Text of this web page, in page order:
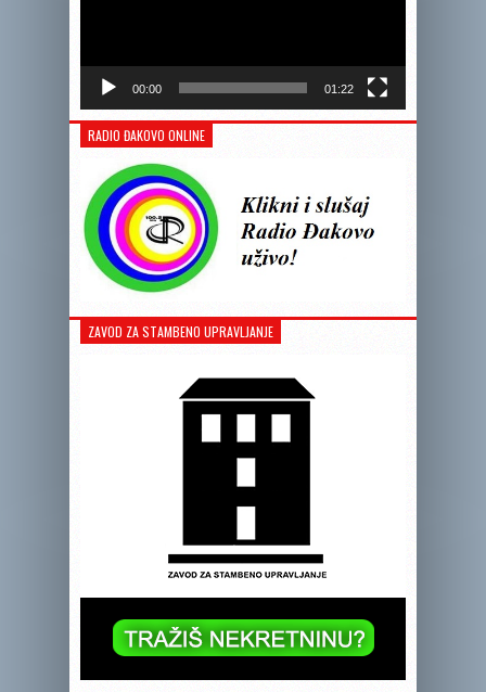
00:00 01:22
RADIO ĐAKOVO ONLINE
ZAVOD ZA STAMBENO UPRAVLJANJE